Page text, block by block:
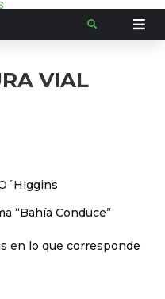
VIAL
“Bahía Conduce”
en lo que corresponde